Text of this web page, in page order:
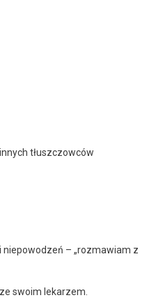
tłuszczowców
– „rozmawiam z
swoim lekarzem.